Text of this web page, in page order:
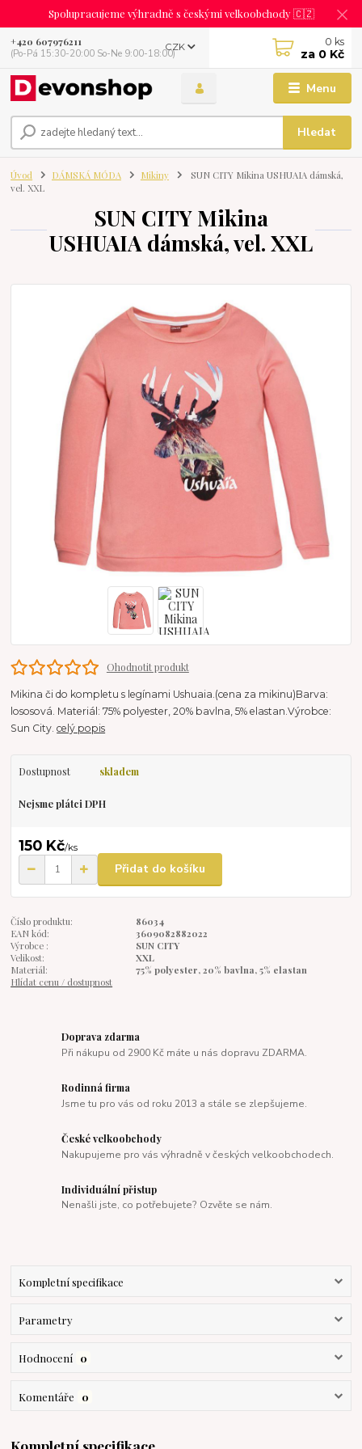
Spolupracujeme výhradně s českými velkoobchody 🇨🇿
Menu
CZK
Hledat
+420 607976211
(Po-Pá 15:30-20:00 So-Ne 9:00-18:00)
0 ks
za 0 Kč
Úvod DÁMSKÁ MÓDA Mikiny
SUN CITY Mikina USHUAIA dámská,
vel. XXL
SUN CITY Mikina
USHUAIA dámská, vel. XXL
Ohodnotit produkt
Mikina či do kompletu s legínami Ushuaia.(cena za mikinu)Barva:
lososová. Materiál: 75% polyester, 20% bavlna, 5% elastan.Výrobce:
Sun City.celý popis
Dostupnost skladem
Nejsme plátci DPH
150 Kč/ks
Přidat do košíku
Číslo produktu:
86034
EAN kód:
3609082882022
Výrobce :
SUN CITY
Velikost:
XXL
Materiál:
75% polyester, 20% bavlna, 5% elastan
Hlídat cenu / dostupnost
Doprava zdarma
Při nákupu od 2900 Kč máte u nás dopravu ZDARMA.
Rodinná firma
Jsme tu pro vás od roku 2013 a stále se zlepšujeme.
České velkoobchody
Nakupujeme pro vás výhradně v českých velkoobchodech.
Individuální přistup
Nenašli jste, co potřebujete? Ozvěte se nám.
Kompletní specifikace
Parametry
Hodnocení 0
Komentáře 0